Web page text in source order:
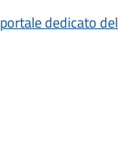
portale dedicato del